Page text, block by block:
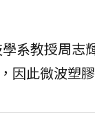
系教授周
因此微波塑